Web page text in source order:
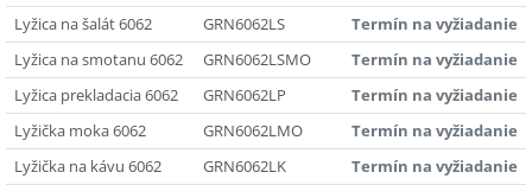
Lyžica na šalát 6062
GRN6062LS
Termín na vyžiadanie
Lyžica na smotanu 6062
GRN6062LSMO
Termín na vyžiadanie
Lyžica prekladacia 6062
GRN6062LP
Termín na vyžiadanie
Lyžička moka 6062
GRN6062LMO
Termín na vyžiadanie
Lyžička na kávu 6062
GRN6062LK
Termín na vyžiadanie